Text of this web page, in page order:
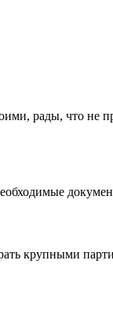
рады, что не
крупными